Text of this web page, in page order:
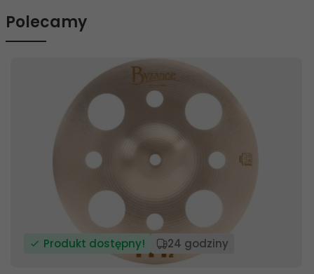
Polecamy
Produkt dostępny! 24 godziny